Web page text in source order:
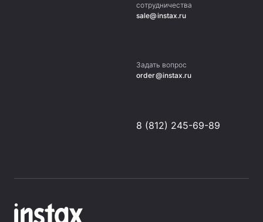
сотрудничества
sale@instax.ru
Задать вопрос
order@instax.ru
8 (812) 245-69-89